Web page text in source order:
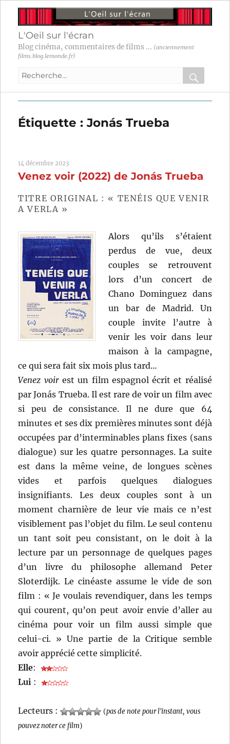
L'Oeil sur l'écran
Blog cinéma, commentaires de films ... (anciennement
films.blog.lemonde.fr)
Recherche
:
OK
Étiquette :Jonás Trueba
14 décembre 2023
Venez voir (2022) de Jonás Trueba
TITRE ORIGINAL : « TENÉIS QUE VENIR
A VERLA »
Alors qu’ils s’étaient
perdus de vue, deux
couples se retrouvent
lors d’un concert de
Chano Dominguez dans
un bar de Madrid. Un
couple invite l’autre à
venir les voir dans leur
maison à la campagne,
ce qui sera fait six mois plus tard…
Venez voirest un film espagnol écrit et réalisé
par Jonás Trueba. Il est rare de voir un film avec
si peu de consistance. Il ne dure que 64
minutes et ses dix premières minutes sont déjà
occupées par d’interminables plans fixes (sans
dialogue) sur les quatre personnages. La suite
est dans la même veine, de longues scènes
vides et parfois quelques dialogues
insignifiants. Les deux couples sont à un
moment charnière de leur vie mais ce n’est
visiblement pas l’objet du film. Le seul contenu
un tant soit peu consistant, on le doit à la
lecture par un personnage de quelques pages
d’un livre du philosophe allemand Peter
Sloterdijk. Le cinéaste assume le vide de son
film : « Je voulais revendiquer, dans les temps
qui courent, qu’on peut avoir envie d’aller au
cinéma pour voir un film aussi simple que
celui-ci. » Une partie de la Critique semble
avoir apprécié cette simplicité.
Elle:
Lui :
Lecteurs : (pas de note pour l'instant, vous
pouvez noter ce film)